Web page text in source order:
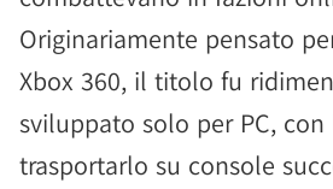
Originariamente pensato
Xbox 360, il titolo fu
sviluppato solo per PC,
trasportarlo su console